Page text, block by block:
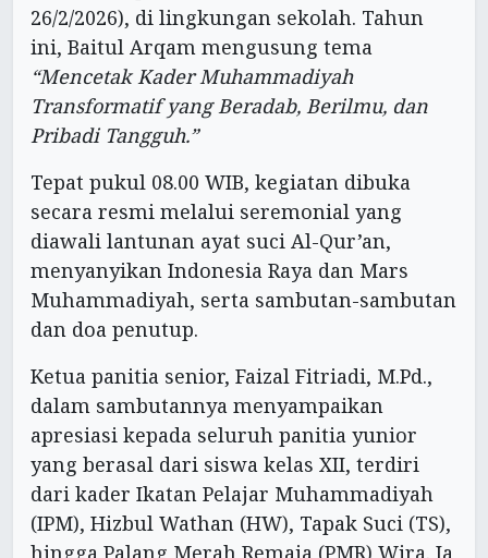
26/2/2026), di lingkungan sekolah. Tahun
ini, Baitul Arqam mengusung tema
“Mencetak Kader Muhammadiyah
Transformatif yang Beradab, Berilmu, dan
Pribadi Tangguh.”
Tepat pukul 08.00 WIB, kegiatan dibuka
secara resmi melalui seremonial yang
diawali lantunan ayat suci Al-Qur’an,
menyanyikan Indonesia Raya dan Mars
Muhammadiyah, serta sambutan-sambutan
dan doa penutup.
Ketua panitia senior, Faizal Fitriadi, M.Pd.,
dalam sambutannya menyampaikan
apresiasi kepada seluruh panitia yunior
yang berasal dari siswa kelas XII, terdiri
dari kader Ikatan Pelajar Muhammadiyah
(IPM), Hizbul Wathan (HW), Tapak Suci (TS),